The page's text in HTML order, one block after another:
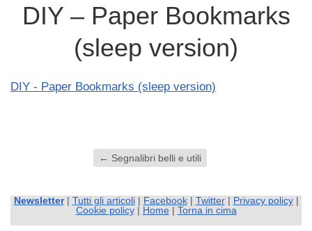
DIY – Paper Bookmarks
(sleep version)
DIY - Paper Bookmarks (sleep version)
← Segnalibri belli e utili
Newsletter| Tutti gli articoli| Facebook| Twitter| Privacy policy|
Cookie policy| Home| Torna in cima